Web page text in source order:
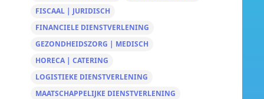
FISCAAL | JURIDISCH
FINANCIELE DIENSTVERLENING
GEZONDHEIDSZORG | MEDISCH
HORECA | CATERING
LOGISTIEKE DIENSTVERLENING
MAATSCHAPPELIJKE DIENSTVERLENING